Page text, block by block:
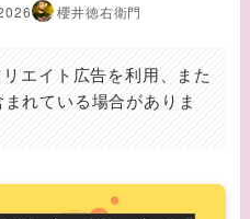
櫻井徳右衛門
エイト広告を利用、また
れている場合がありま